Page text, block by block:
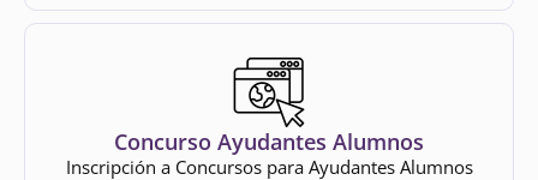
Concurso Ayudantes Alumnos
Inscripción a Concursos para Ayudantes Alumnos